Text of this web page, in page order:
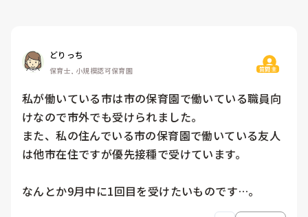
どりっち
保育士, 小規模認可保育園 質問主
私が働いている市は市の保育園で働いている職員向
けなので市外でも受けられました。
また、私の住んでいる市の保育園で働いている友人
は他市在住ですが優先接種で受けています。
なんとか9月中に1回目を受けたいものです…。